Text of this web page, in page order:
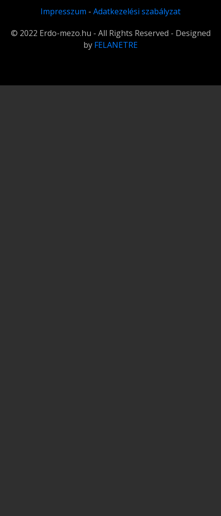
Impresszum - Adatkezelési szabályzat
© 2022 Erdo-mezo.hu - All Rights Reserved - Designed
by FELANETRE